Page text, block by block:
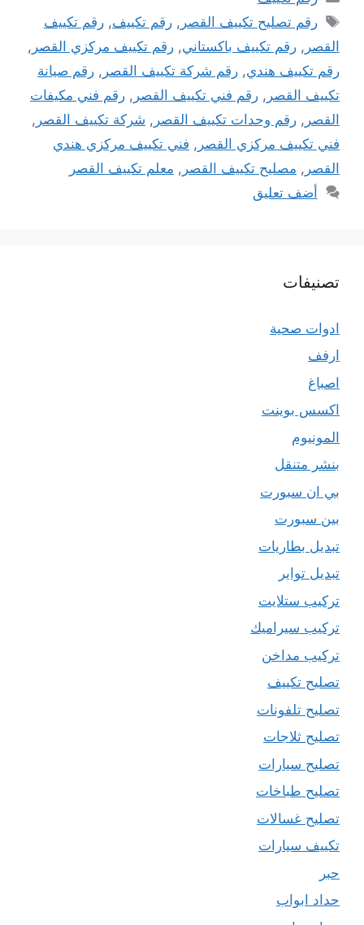
الوسوم
رقم تصليح تكييف القصر ,رقم تكييف,رقم تكييف
القصر , رقم تكييف باكستاني, رقم تكييف مركزي القصر ,
رقم تكييف هندي, رقم شركة تكييف القصر , رقم صيانة
تكييف القصر , رقم فني تكييف القصر , رقم فني مكيفات
القصر , رقم وحدات تكييف القصر , شركة تكييف القصر ,
فني تكييف مركزي القصر , فني تكييف مركزي هندي
القصر , مصليح تكييف القصر , معلم تكييف القصر
أضف تعليق
تصنيفات
ادوات صحية
ارفف
اصباغ
اكسس بوينت
المونيوم
بنشر متنقل
بي ان سبورت
بين سبورت
تبديل بطاريات
تبديل تواير
تركيب ستلايت
تركيب سيراميك
تركيب مداخن
تصليح تكييف
تصليح تلفونات
تصليح ثلاجات
تصليح سيارات
تصليح طباخات
تصليح غسالات
تكييف سيارات
حبر
حداد ابواب